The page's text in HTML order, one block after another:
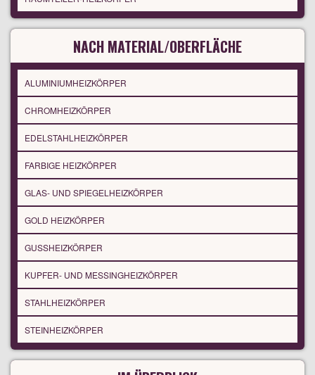
NACH MATERIAL/OBERFLÄCHE
ALUMINIUMHEIZKÖRPER
CHROMHEIZKÖRPER
EDELSTAHLHEIZKÖRPER
FARBIGE HEIZKÖRPER
GLAS- UND SPIEGELHEIZKÖRPER
GOLD HEIZKÖRPER
GUSSHEIZKÖRPER
KUPFER- UND MESSINGHEIZKÖRPER
STAHLHEIZKÖRPER
STEINHEIZKÖRPER